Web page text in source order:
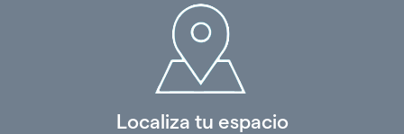
Localiza tu espacio